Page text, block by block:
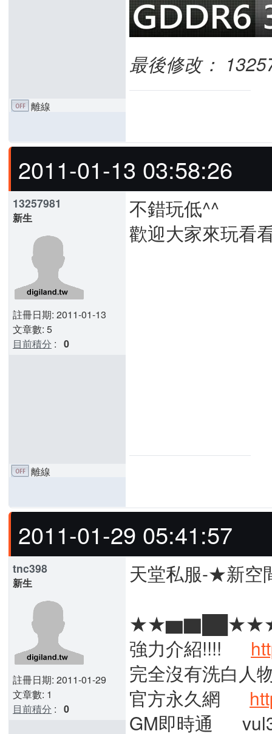
最後修改：
離線
2011-01-13 03:58:26
13257981
新生
註冊日期: 2011-01-13
文章數: 5
目前積分 : 0
不錯玩低^^
歡迎大家來玩看
離線
2011-01-29 05:41:57
tnc398
新生
註冊日期: 2011-01-29
文章數: 1
目前積分 : 0
天堂私服-★新空
★★▆▇██★★★
強力介紹!!!!
完全沒有洗白人
官方永久網
GM即時通